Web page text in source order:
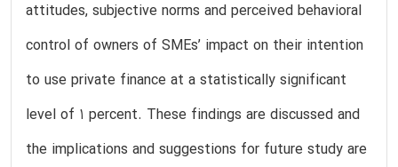
attitudes, subjective norms and perceived behavioral
control of owners of SMEs’ impact on their intention
to use private finance at a statistically significant
level of 1 percent. These findings are discussed and
the implications and suggestions for future study are